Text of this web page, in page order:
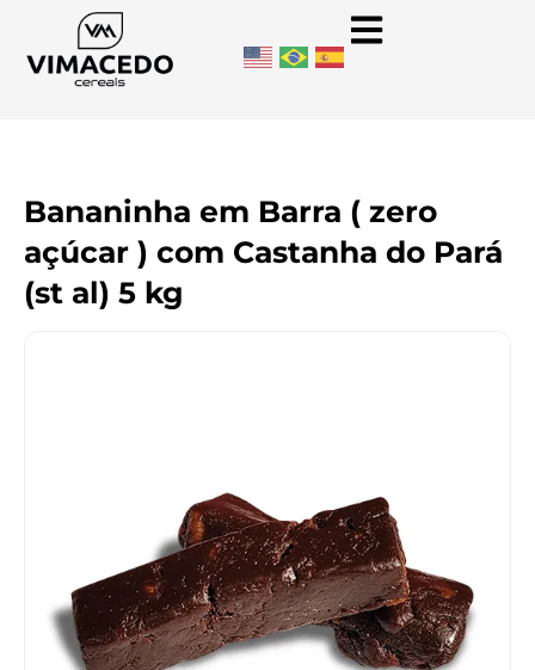
Bananinha em Barra ( zero
açúcar ) com Castanha do Pará
(st al) 5 kg